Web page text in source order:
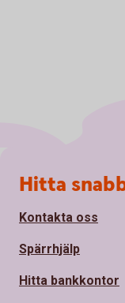
Sidfot
Hitta
Kontakta oss
Spärrhjälp
Hitta bankkontor